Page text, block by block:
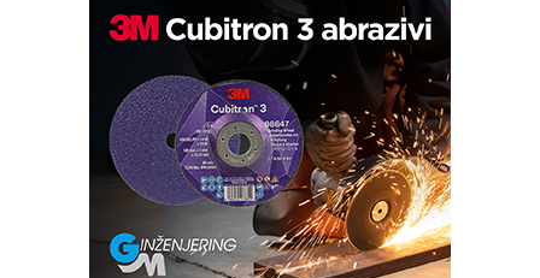
Bezbednost na prvom mestu!
IB BLUMENAUER - više od 40 godina
poverenja u industriji
RMQ-TITAN ADVANCED INDICATOR
– Pametna signalizacija za efikasnije
upravljanje mašinama
Sigurnije ispitivanje transformatora u
solarnim elektranama i vetroparkovima
Pranje točkova na gradilištu- standard
modernog i odgovornog građenja